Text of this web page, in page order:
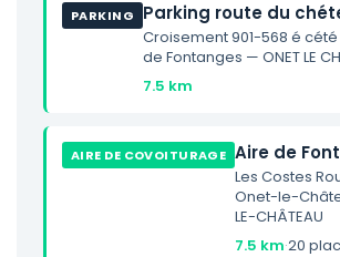
PARKING Parking route du
Croisement 901-568 é
de Fontanges — ONET LE
7.5 km
AIRE DE COVOITURAGE Aire de
Les Costes
Onet-le-
LE-CHÂTEAU
7.5 km·20